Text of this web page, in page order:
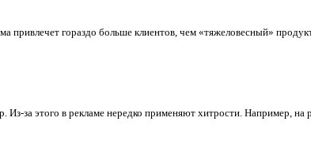
гораздо больше клиентов, чем «тяжеловесный»
Из-за этого в рекламе нередко применяют хитрости. Например,